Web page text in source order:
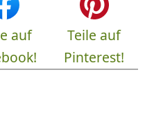
auf
Teile auf
Pinterest!